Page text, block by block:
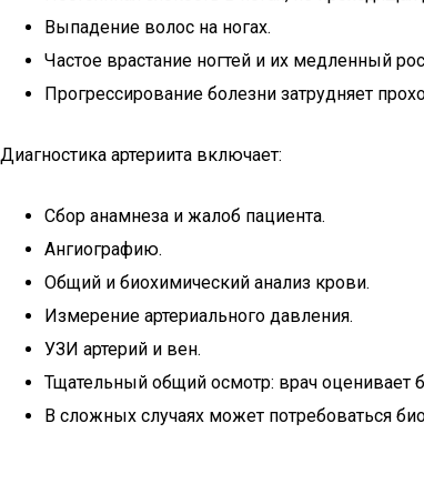
Выпадение волос на ногах.
Частое врастание ногтей и их медленный
Прогрессирование болезни затрудняет
Диагностика артериита включает:
Сбор анамнеза и жалоб пациента.
Ангиографию.
Общий и биохимический анализ крови.
Измерение артериального давления.
УЗИ артерий и вен.
Тщательный общий осмотр: врач оценивает
В сложных случаях может потребоваться